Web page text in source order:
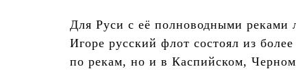
Для Руси с её полноводными реками
Игоре русский флот состоял из
по рекам, но и в Каспийском,